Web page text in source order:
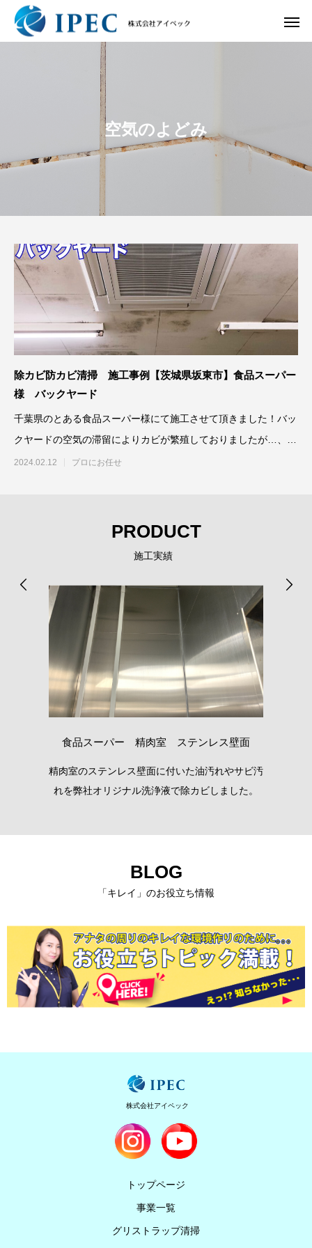
空気のよどみ
除カビ防カビ清掃 施工事例【茨城県坂東市】食品スーパー
様 バックヤード
千葉県のとある食品スーパー様にて施工させて頂きました！バッ
クヤードの空気の滞留によりカビが繁殖しておりましたが…、し
っかりと除カ
2024.02.12 プロにお任せ
PRODUCT
施工実績
食品スーパー 精肉室 ステンレス壁面
精肉室のステンレス壁面に付いた油汚れやサビ汚
れを弊社オリジナル洗浄液で除カビしました。
BLOG
「キレイ」のお役立ち情報
株式会社アイペック
トップページ
事業一覧
グリストラップ清掃